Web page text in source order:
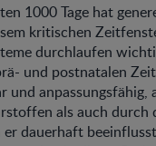
1000 Tage hat
kritischen
durchlaufen
und postnatalen
und
als auch durch
dauerhaft